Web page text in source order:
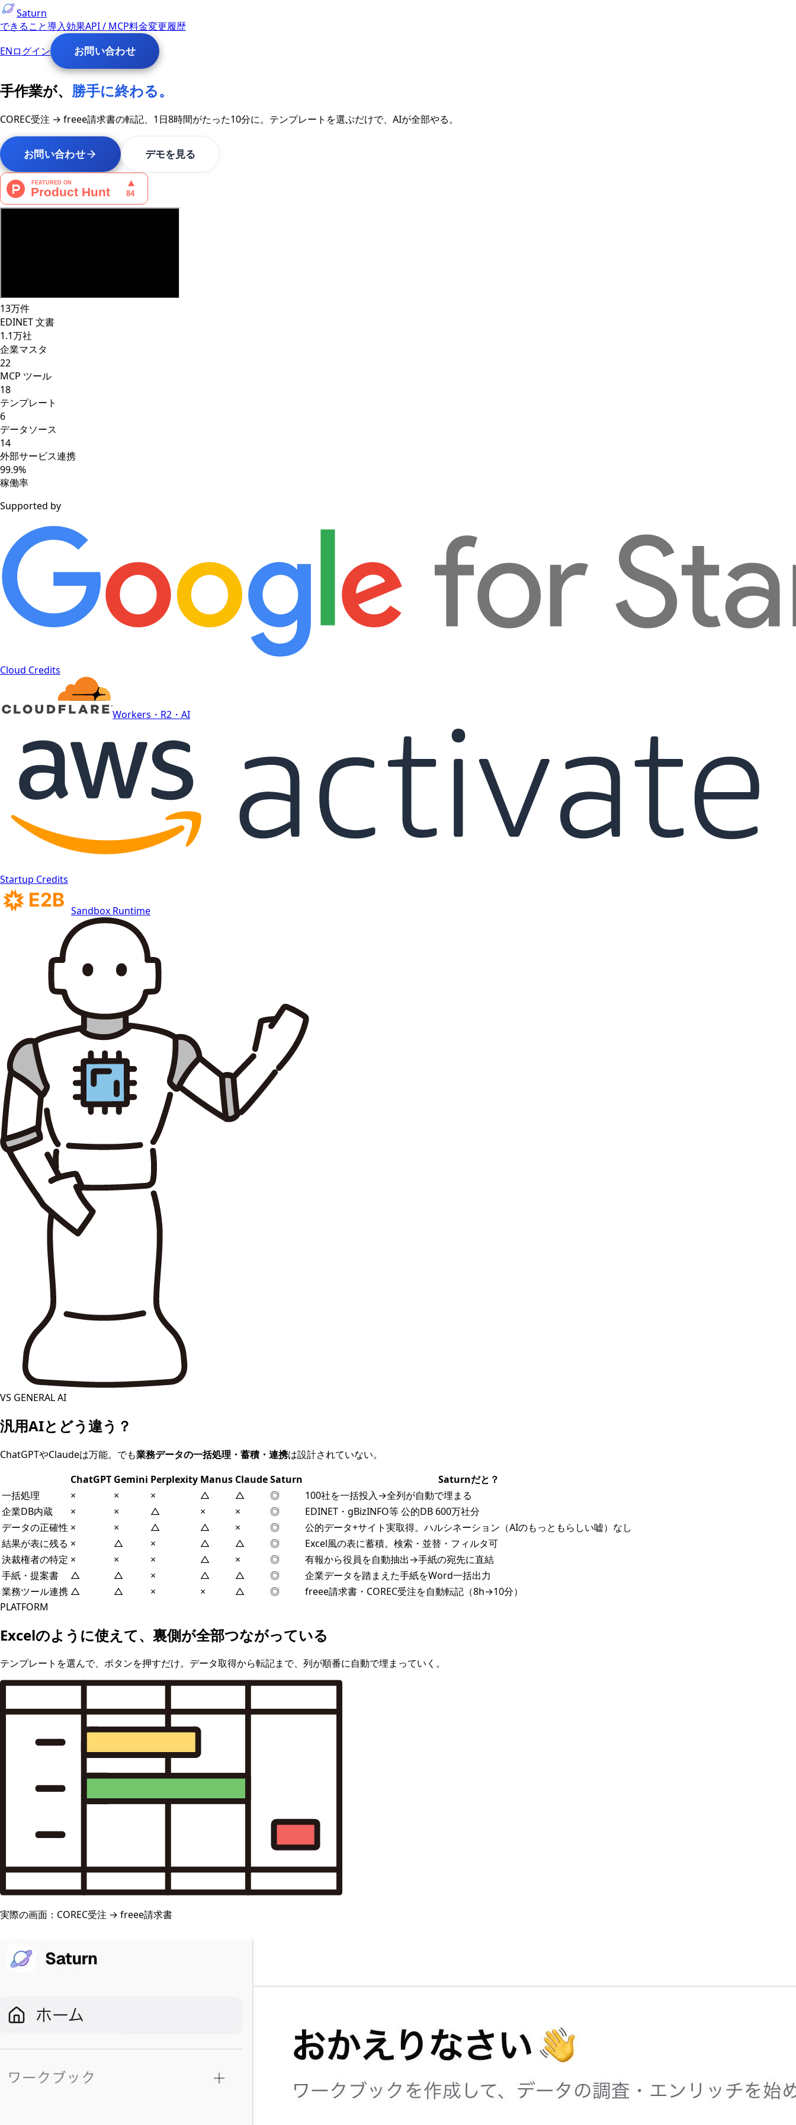
Saturn
できること導入効果API / MCP料金変更履歴
ENログイン お問い合わせ
手作業が、 勝手に終わる。
COREC受注 → freee請求書の転記、 1日8時間がたった10分に。テンプレートを選ぶだけで、AIが全部やる。
お問い合わせ デモを見る
13万件
EDINET 文書
1.1万社
企業マスタ
22
MCP ツール
18
テンプレート
6
データソース
14
外部サービス連携
99.9%
稼働率
Supported by
Cloud Credits
Workers・R2・AI
Startup Credits
Sandbox Runtime
VS GENERAL AI
汎用AIとどう違う？
ChatGPTやClaudeは万能。でも業務データの一括処理・蓄積・連携は設計されていない。
ChatGPT Gemini Perplexity Manus ClaudeSaturn
Saturnだと？
一括処理
× × × △ △ ◎
100社を一括投入→全列が自動で埋まる
企業DB内蔵
× × △ × × ◎
EDINET・gBizINFO等 公的DB 600万社分
データの正確性 × × △ △ × ◎
公的データ+サイト実取得。ハルシネーション（AIのもっともらしい嘘）なし
結果が表に残る × △ × △ △ ◎
Excel風の表に蓄積。検索・並替・フィルタ可
決裁権者の特定 × × × △ × ◎
有報から役員を自動抽出→手紙の宛先に直結
手紙・提案書
△ △ × △ △ ◎
企業データを踏まえた手紙をWord一括出力
業務ツール連携 △ △ × × △ ◎
freee請求書・COREC受注を自動転記（8h→10分）
PLATFORM
Excelのように使えて、裏側が全部つながっている
テンプレートを選んで、ボタンを押すだけ。データ取得から転記まで、列が順番に自動で埋まっていく。
実際の画面：COREC受注 → freee請求書